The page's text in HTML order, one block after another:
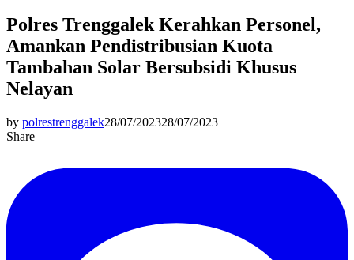
Polres Trenggalek Kerahkan Personel,
Amankan Pendistribusian Kuota
Tambahan Solar Bersubsidi Khusus
Nelayan
by polrestrenggalek28/07/202328/07/2023
Share